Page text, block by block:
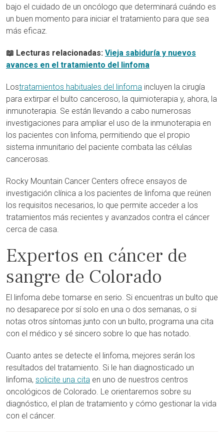
bajo el cuidado de un oncólogo que determinará cuándo es
un buen momento para iniciar el tratamiento para que sea
más eficaz.
📖 Lecturas relacionadas: Vieja sabiduría y nuevos
avances en el tratamiento del linfoma
Lostratamientos habituales del linfoma incluyen la cirugía
para extirpar el bulto canceroso, la quimioterapia y, ahora, la
inmunoterapia. Se están llevando a cabo numerosas
investigaciones para ampliar el uso de la inmunoterapia en
los pacientes con linfoma, permitiendo que el propio
sistema inmunitario del paciente combata las células
cancerosas.
Rocky Mountain Cancer Centers ofrece ensayos de
investigación clínica a los pacientes de linfoma que reúnen
los requisitos necesarios, lo que permite acceder a los
tratamientos más recientes y avanzados contra el cáncer
cerca de casa.
Expertos en cáncer de
sangre de Colorado
El linfoma debe tomarse en serio. Si encuentras un bulto que
no desaparece por sí solo en una o dos semanas, o si
notas otros síntomas junto con un bulto, programa una cita
con el médico y sé sincero sobre lo que has notado.
Cuanto antes se detecte el linfoma, mejores serán los
resultados del tratamiento. Si le han diagnosticado un
linfoma, solicite una cita en uno de nuestros centros
oncológicos de Colorado. Le orientaremos sobre su
diagnóstico, el plan de tratamiento y cómo gestionar la vida
con el cáncer.